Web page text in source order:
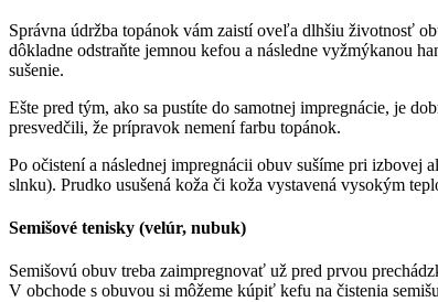
Správna údržba topánok vám zaistí oveľa dlhšiu životnosť
dôkladne odstraňte jemnou kefou a následne vyžmýkanou
sušenie.
Ešte pred tým, ako sa pustíte do samotnej impregnácie, je
presvedčili, že prípravok nemení farbu topánok.
Po očistení a následnej impregnácii obuv sušíme pri izbovej
slnku). Prudko usušená koža či koža vystavená vysokým
Semišové tenisky (velúr, nubuk)
Semišovú obuv treba zaimpregnovať už pred prvou
V obchode s obuvou si môžeme kúpiť kefu na čistenia